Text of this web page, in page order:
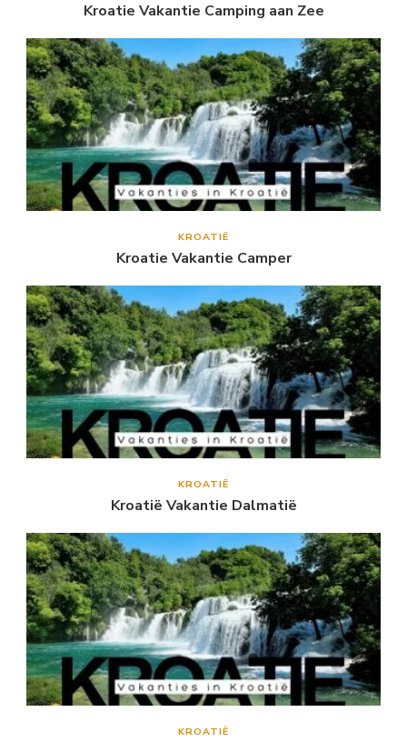
Kroatie Vakantie Camping aan Zee
KROATIË
Kroatie Vakantie Camper
KROATIË
Kroatië Vakantie Dalmatië
KROATIË